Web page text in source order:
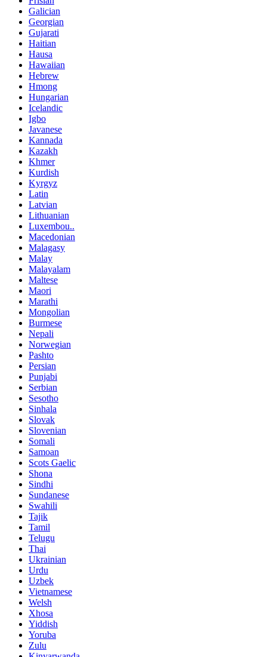
Galician
Georgian
Gujarati
Haitian
Hausa
Hawaiian
Hebrew
Hmong
Hungarian
Icelandic
Igbo
Javanese
Kannada
Kazakh
Khmer
Kurdish
Kyrgyz
Latin
Latvian
Lithuanian
Luxembou..
Macedonian
Malagasy
Malay
Malayalam
Maltese
Maori
Marathi
Mongolian
Burmese
Nepali
Norwegian
Pashto
Persian
Punjabi
Serbian
Sesotho
Sinhala
Slovak
Slovenian
Somali
Samoan
Scots Gaelic
Shona
Sindhi
Sundanese
Swahili
Tajik
Tamil
Telugu
Thai
Ukrainian
Urdu
Uzbek
Vietnamese
Welsh
Xhosa
Yiddish
Yoruba
Zulu